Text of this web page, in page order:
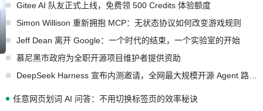
Gitee AI 队友正式上线，免费领 500 Credits 体验额度
Simon Willison 重新拥抱 MCP：无状态协议如何改变游戏规则
Jeff Dean 离开 Google：一个时代的结束，一个实验室的开始
慕尼黑市政府为全职开源项目维护者提供资助
任意网页划词 AI 问答：不用切换标签页的效率秘诀